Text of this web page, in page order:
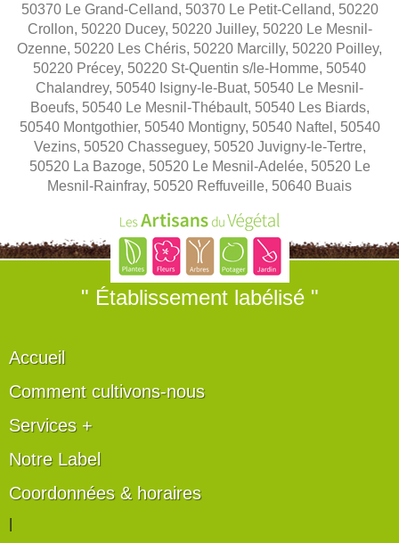
50370 Le Grand-Celland, 50370 Le Petit-Celland, 50220
Crollon, 50220 Ducey, 50220 Juilley, 50220 Le Mesnil-
Ozenne, 50220 Les Chéris, 50220 Marcilly, 50220 Poilley,
50220 Précey, 50220 St-Quentin s/le-Homme, 50540
Chalandrey, 50540 Isigny-le-Buat, 50540 Le Mesnil-
Boeufs, 50540 Le Mesnil-Thébault, 50540 Les Biards,
50540 Montgothier, 50540 Montigny, 50540 Naftel, 50540
Vezins, 50520 Chasseguey, 50520 Juvigny-le-Tertre,
50520 La Bazoge, 50520 Le Mesnil-Adelée, 50520 Le
Mesnil-Rainfray, 50520 Reffuveille, 50640 Buais
" Établissement labélisé "
Accueil
Comment cultivons-nous
Services +
Notre Label
Coordonnées & horaires